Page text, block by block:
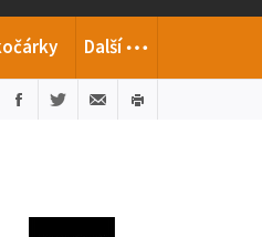
Další…